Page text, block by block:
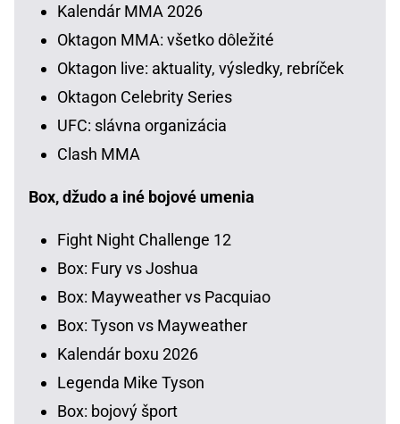
Kalendár MMA 2026
Oktagon MMA: všetko dôležité
Oktagon live: aktuality, výsledky, rebríček
Oktagon Celebrity Series
UFC: slávna organizácia
Clash MMA
Box, džudo a iné bojové umenia
Fight Night Challenge 12
Box: Fury vs Joshua
Box: Mayweather vs Pacquiao
Box: Tyson vs Mayweather
Kalendár boxu 2026
Legenda Mike Tyson
Box: bojový šport